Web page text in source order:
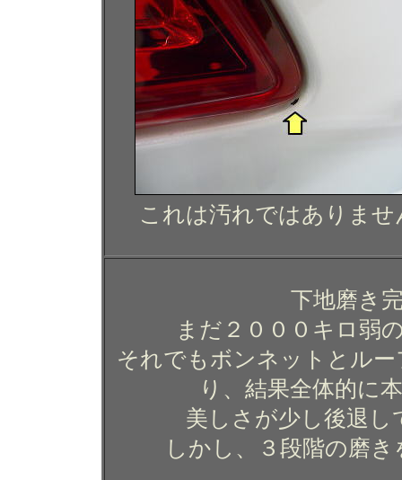
これは汚れではありませ
下地磨き
まだ２０００キロ弱
それでもボンネットとル
り、結果全体的に
美しさが少し後退
しかし、３段階の磨